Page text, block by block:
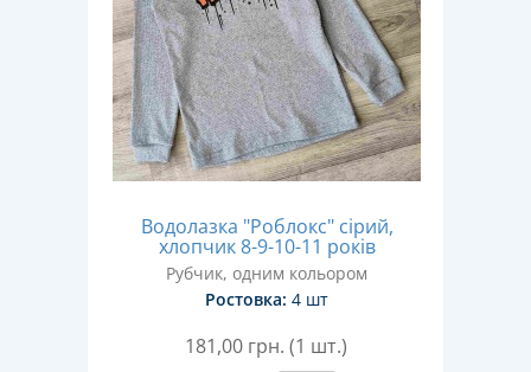
Водолазка "Роблокс" сірий,
хлопчик 8-9-10-11 років
Рубчик, одним кольором
Ростовка: 4 шт
181,00 грн. (1 шт.)